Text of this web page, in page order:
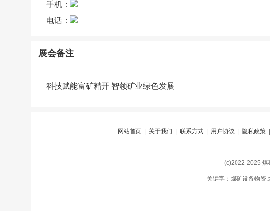
手机：
电话：
展会备注
科技赋能富矿精开 智领矿业绿色发展
网站首页| 关于我们 联系方式| 用户协议 隐私政策|
(c)2022-2025 煤
关键字：煤矿设备物资